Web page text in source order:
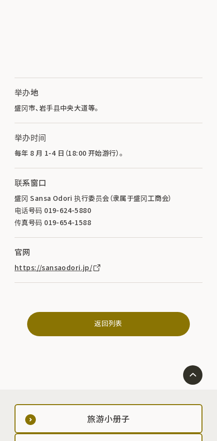
举办地
盛冈市、岩手县中央大道等。
举办时间
每年 8 月 1-4 日（18:00 开始游行）。
联系窗口
盛冈 Sansa Odori 执行委员会（隶属于盛冈工商会）
电话号码 019-624-5880
传真号码 019-654-1588
官网
https://sansaodori.jp/
返回列表
旅游小册子